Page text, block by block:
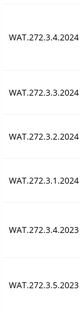
WAT.272.3.4.2024
WAT.272.3.3.2024
WAT.272.3.2.2024
WAT.272.3.1.2024
WAT.272.3.4.2023
WAT.272.3.5.2023